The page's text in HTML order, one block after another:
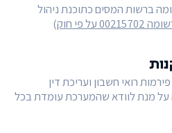
ברשות המסים כתוכנת ניהול
על פי חוק )
רואי חשבון ועריכת דין
על מנת לוודא שהמערכת עומדת בכל